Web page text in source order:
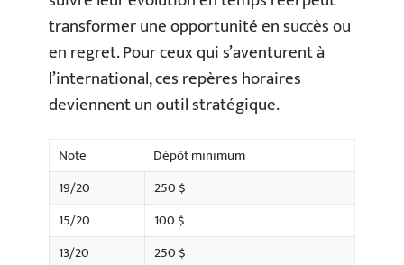
transformer une opportunité en succès ou
en regret. Pour ceux qui s’aventurent à
l’international, ces repères horaires
deviennent un outil stratégique.
Note
Dépôt minimum
19/20
250 $
15/20
100 $
13/20
250 $